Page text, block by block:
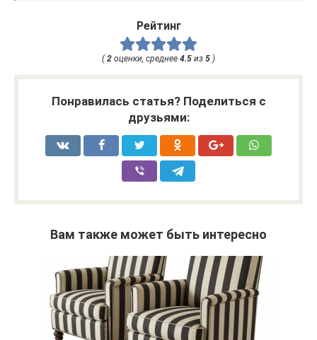
Рейтинг
( 2 оценки, среднее 4.5 из 5 )
Понравилась статья? Поделиться с
друзьями:
Вам также может быть интересно